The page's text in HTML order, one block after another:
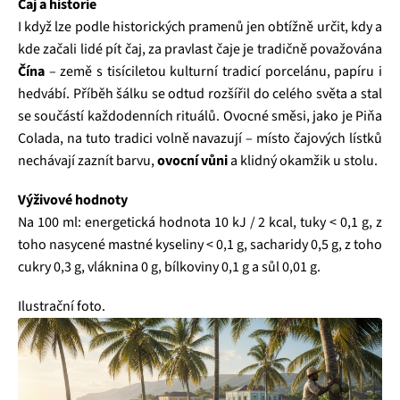
Čaj a historie
I když lze podle historických pramenů jen obtížně určit, kdy a
kde začali lidé pít čaj, za pravlast čaje je tradičně považována
Čína – země s tisíciletou kulturní tradicí porcelánu, papíru i
hedvábí. Příběh šálku se odtud rozšířil do celého světa a stal
se součástí každodenních rituálů. Ovocné směsi, jako je Piňa
Colada, na tuto tradici volně navazují – místo čajových lístků
nechávají zaznít barvu,ovocní vůnia klidný okamžik u stolu.
Výživové hodnoty
Na 100 ml: energetická hodnota 10 kJ / 2 kcal, tuky < 0,1 g, z
toho nasycené mastné kyseliny < 0,1 g, sacharidy 0,5 g, z toho
cukry 0,3 g, vláknina 0 g, bílkoviny 0,1 g a sůl 0,01 g.
Ilustrační foto.